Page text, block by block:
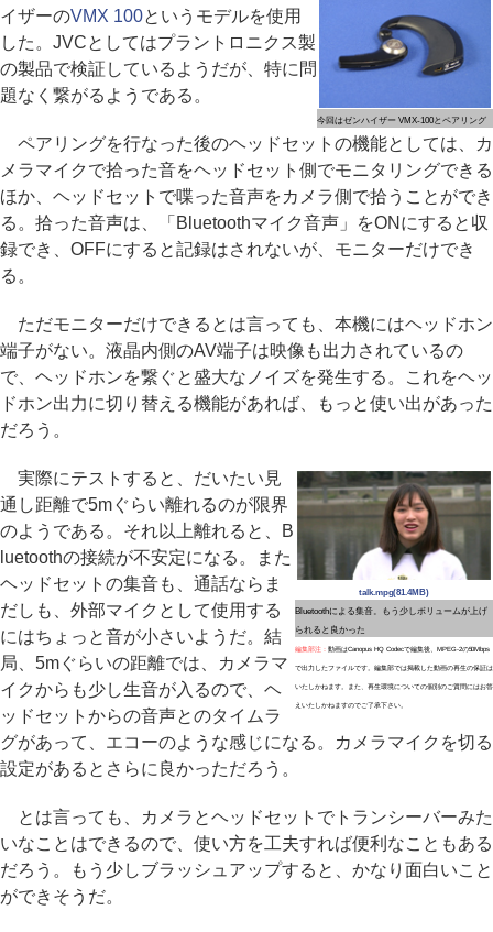
今回はゼンハイザー VMX-100とペアリング
イザーのVMX 100というモデルを使用
した。JVCとしてはプラントロニクス製
の製品で検証しているようだが、特に問
題なく繋がるようである。
ペアリングを行なった後のヘッドセットの機能としては、カ
メラマイクで拾った音をヘッドセット側でモニタリングできる
ほか、ヘッドセットで喋った音声をカメラ側で拾うことができ
る。拾った音声は、「Bluetoothマイク音声」をONにすると収
録でき、OFFにすると記録はされないが、モニターだけでき
る。
ただモニターだけできるとは言っても、本機にはヘッドホン
端子がない。液晶内側のAV端子は映像も出力されているの
で、ヘッドホンを繋ぐと盛大なノイズを発生する。これをヘッ
ドホン出力に切り替える機能があれば、もっと使い出があった
だろう。
talk.mpg(81.4MB)
Bluetoothによる集音。もう少しボリュームが上げ
られると良かった
編集部注： 動画はCanopus HQ Codecで編集後、MPEG-2の50Mbps
で出力したファイルです。編集部では掲載した動画の再生の保証は
いたしかねます。また、再生環境についての個別のご質問にはお答
えいたしかねますのでご了承下さい。
実際にテストすると、だいたい見
通し距離で5mぐらい離れるのが限界
のようである。それ以上離れると、B
luetoothの接続が不安定になる。また
ヘッドセットの集音も、通話ならま
だしも、外部マイクとして使用する
にはちょっと音が小さいようだ。結
局、5mぐらいの距離では、カメラマ
イクからも少し生音が入るので、ヘ
ッドセットからの音声とのタイムラ
グがあって、エコーのような感じになる。カメラマイクを切る
設定があるとさらに良かっただろう。
とは言っても、カメラとヘッドセットでトランシーバーみた
いなことはできるので、使い方を工夫すれば便利なこともある
だろう。もう少しブラッシュアップすると、かなり面白いこと
ができそうだ。